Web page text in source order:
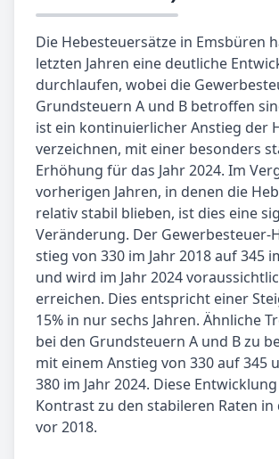
Die Hebesteuersätze in Emsbüren
letzten Jahren eine deutliche
durchlaufen, wobei die
Grundsteuern A und B betroffen
ist ein kontinuierlicher Anstieg der
verzeichnen, mit einer besonders
Erhöhung für das Jahr 2024. Im
vorherigen Jahren, in denen die
relativ stabil blieben, ist dies eine
Veränderung. Der Gewerbesteuer-
stieg von 330 im Jahr 2018 auf 345
und wird im Jahr 2024
erreichen. Dies entspricht einer
15% in nur sechs Jahren. Ähnliche
bei den Grundsteuern A und B zu
mit einem Anstieg von 330 auf 345
380 im Jahr 2024. Diese
Kontrast zu den stabileren Raten in
vor 2018.